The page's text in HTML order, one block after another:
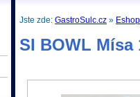
Jste zde:GastroSulc.cz » Eshop
SI BOWL Mísa